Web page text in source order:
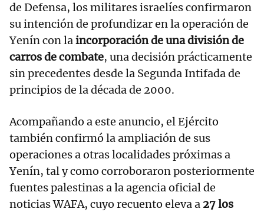
de Defensa, los militares israelíes confirmaron
su intención de profundizar en la operación de
Yenín con laincorporación de una división de
carros de combate, una decisión prácticamente
sin precedentes desde la Segunda Intifada de
principios de la década de 2000.
Acompañando a este anuncio, el Ejército
también confirmó la ampliación de sus
operaciones a otras localidades próximas a
Yenín, tal y como corroboraron posteriormente
fuentes palestinas a la agencia oficial de
noticias WAFA, cuyo recuento eleva a 27 los